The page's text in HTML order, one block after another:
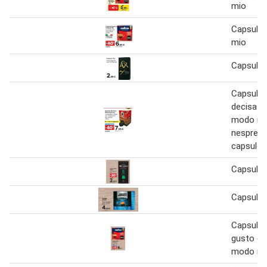
mio
Capsule
mio
Capsule
decisa
modo
capsule
Capsule
Capsule
Capsule
gusto
modo